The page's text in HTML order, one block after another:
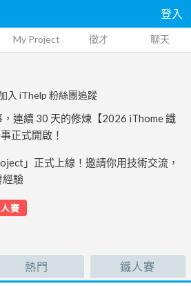
登入
My Project 徵才 聊天
入 iThelp 粉絲團追蹤
連續 30 天的修煉【2026 iThome 鐵
正式開啟！
」正式上線！邀請你用技術交流，
經驗
賽
熱門 鐵人賽